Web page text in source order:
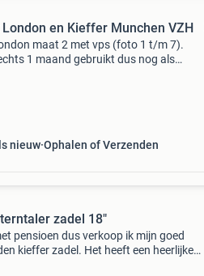
en Kieffer Munchen VZH
maat 2 met vps (foto 1 t/m 7).
1 maand gebruikt dus nog als
nieuw Ophalen of Verzenden
zadel 18"
pensioen dus verkoop ik mijn goed
kieffer zadel. Het heeft een heerlijke